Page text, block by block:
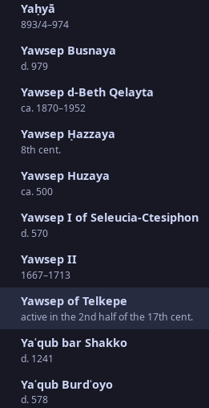
Yaḥyā
893/4–974
Yawsep Busnaya
d. 979
Yawsep d-Beth Qelayta
ca. 1870–1952
Yawsep Ḥazzaya
8th cent.
Yawsep Huzaya
ca. 500
Yawsep I of Seleucia-Ctesiphon
d. 570
Yawsep II
1667–1713
Yawsep of Telkepe
active in the 2nd half of the 17th cent.
Yaʿqub bar Shakko
d. 1241
Yaʿqub Burdʿoyo
d. 578